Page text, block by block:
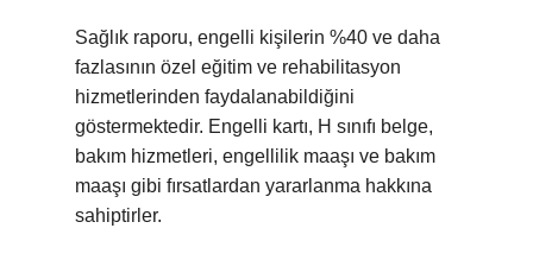
Sağlık raporu, engelli kişilerin %40 ve daha
fazlasının özel eğitim ve rehabilitasyon
hizmetlerinden faydalanabildiğini
göstermektedir. Engelli kartı, H sınıfı belge,
bakım hizmetleri, engellilik maaşı ve bakım
maaşı gibi fırsatlardan yararlanma hakkına
sahiptirler.